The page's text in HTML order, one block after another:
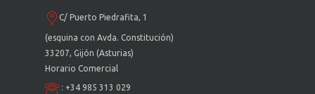
C/ Puerto Piedrafita, 1
(esquina con Avda. Constitución)
33207, Gijón (Asturias)
Horario Comercial
: +34 985 313 029